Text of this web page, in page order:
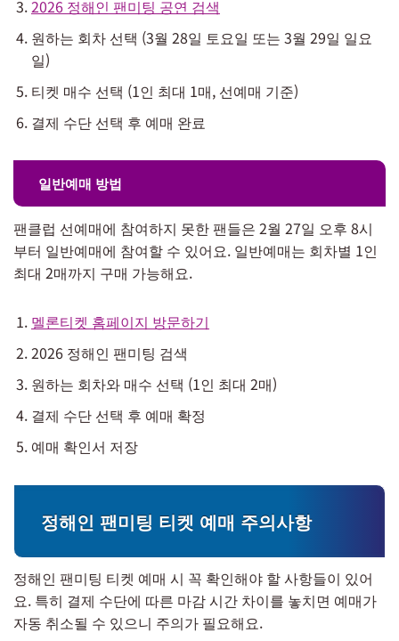
2026 정해인 팬미팅 공연 검색
원하는 회차 선택 (3월 28일 토요일 또는 3월 29일 일요
일)
티켓 매수 선택 (1인 최대 1매, 선예매 기준)
결제 수단 선택 후 예매 완료
일반예매 방법
팬클럽 선예매에 참여하지 못한 팬들은 2월 27일 오후 8시
부터 일반예매에 참여할 수 있어요. 일반예매는 회차별 1인
최대 2매까지 구매 가능해요.
멜론티켓 홈페이지 방문하기
2026 정해인 팬미팅 검색
원하는 회차와 매수 선택 (1인 최대 2매)
결제 수단 선택 후 예매 확정
예매 확인서 저장
정해인 팬미팅 티켓 예매 주의사항
정해인 팬미팅 티켓 예매 시 꼭 확인해야 할 사항들이 있어
요. 특히 결제 수단에 따른 마감 시간 차이를 놓치면 예매가
자동 취소될 수 있으니 주의가 필요해요.